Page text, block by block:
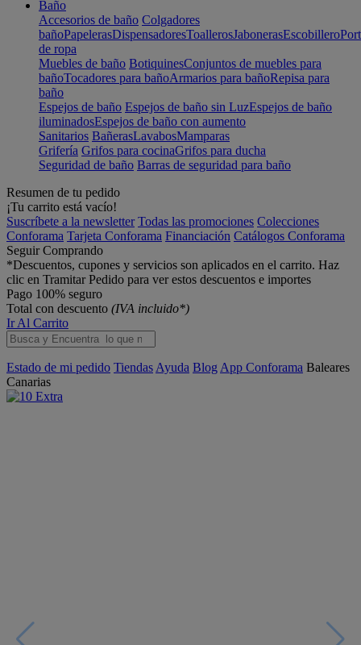
Baño
Accesorios de baño Colgadores
bañoPapelerasDispensadoresToallerosJabonerasEscobillero
de ropa
Muebles de baño BotiquinesConjuntos de muebles para
bañoTocadores para bañoArmarios para bañoRepisa para
baño
Espejos de baño Espejos de baño sin LuzEspejos de baño
iluminadosEspejos de baño con aumento
Sanitarios BañerasLavabosMamparas
Grifería Grifos para cocinaGrifos para ducha
Seguridad de baño Barras de seguridad para baño
Resumen de tu pedido
¡Tu carrito está vacío!
Suscríbete a la newsletter Todas las promociones Colecciones
Conforama Tarjeta Conforama Financiación Catálogos Conforama
Seguir Comprando
*Descuentos, cupones y servicios son aplicados en el carrito. Haz
clic en Tramitar Pedido para ver estos descuentos e importes
Pago 100% seguro
Total con descuento (IVA incluido*)
Ir Al Carrito
Estado de mi pedido Tiendas Ayuda Blog App Conforama Baleares
Canarias